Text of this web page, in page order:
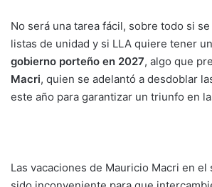
No será una tarea fácil, sobre todo si
listas de unidad y si LLA quiere tener un
gobierno porteño en 2027, algo que
Macri, quien se adelantó a desdoblar
este año para garantizar un triunfo en
Las vacaciones de Mauricio Macri en el